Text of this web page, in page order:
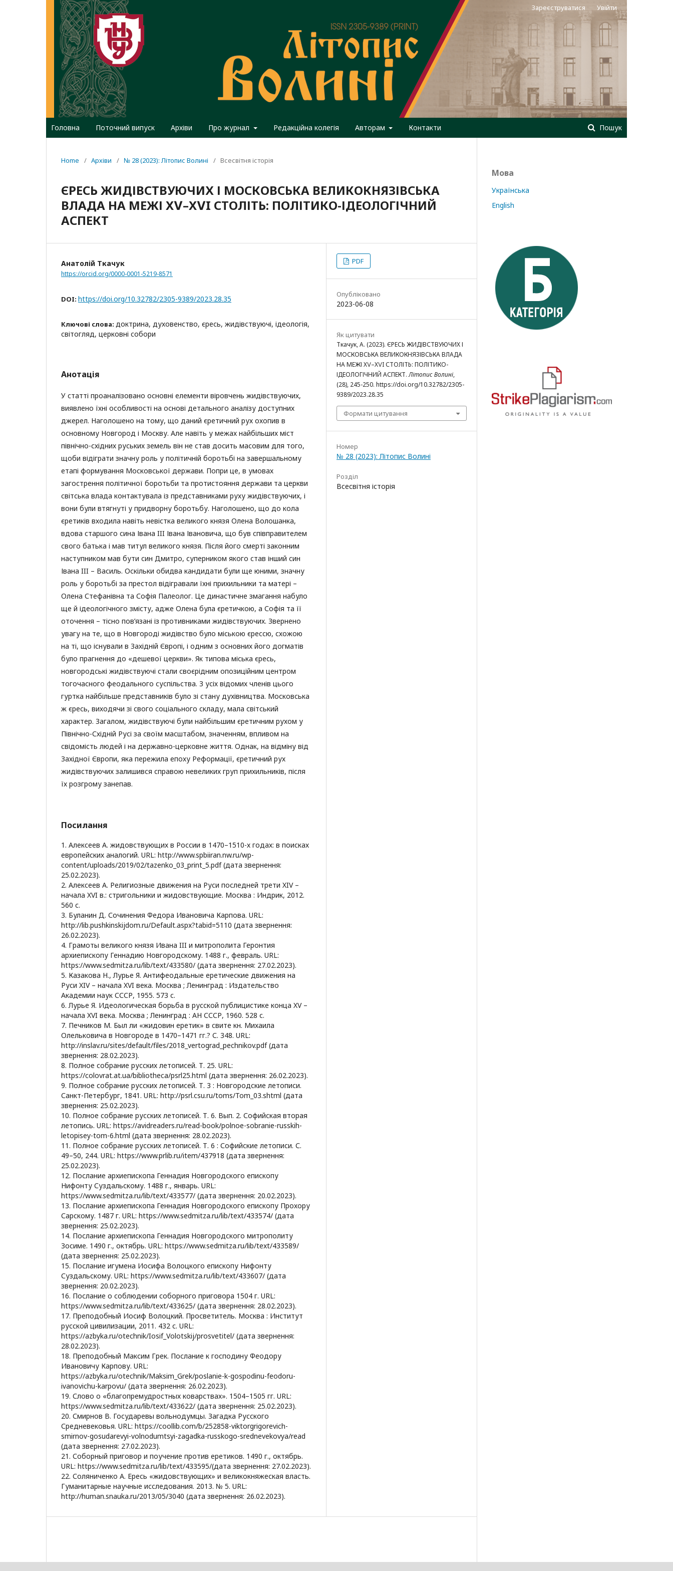
Головна Поточний випуск Архіви Про журнал Редакційна колегія Авторам Контакти Пошук
Зареєструватися Увійти
Home / Архіви / № 28 (2023): Літопис Волині / Всесвітня історія
ЄРЕСЬ ЖИДІВСТВУЮЧИХ І МОСКОВСЬКА ВЕЛИКОКНЯЗІВСЬКА
ВЛАДА НА МЕЖІ XⅤ–XⅤI СТОЛІТЬ: ПОЛІТИКО-ІДЕОЛОГІЧНИЙ
АСПЕКТ
Анатолій Ткачук
https://orcid.org/0000-0001-5219-8571
DOI: https://doi.org/10.32782/2305-9389/2023.28.35
Ключові слова: доктрина, духовенство, єресь, жидівствуючі, ідеологія,
світогляд, церковні собори
Анотація
У статті проаналізовано основні елементи віровчень жидівствуючих,
виявлено їхні особливості на основі детального аналізу доступних
джерел. Наголошено на тому, що даний єретичний рух охопив в
основному Новгород і Москву. Але навіть у межах найбільших міст
північно-східних руських земель він не став досить масовим для того,
щоби відіграти значну роль у політичній боротьбі на завершальному
етапі формування Московської держави. Попри це, в умовах
загострення політичної боротьби та протистояння держави та церкви
світська влада контактувала із представниками руху жидівствуючих, і
вони були втягнуті у придворну боротьбу. Наголошено, що до кола
єретиків входила навіть невістка великого князя Олена Волошанка,
вдова старшого сина Івана III Івана Івановича, що був співправителем
свого батька і мав титул великого князя. Після його смерті законним
наступником мав бути син Дмитро, суперником якого став інший син
Івана III – Василь. Оскільки обидва кандидати були ще юними, значну
роль у боротьбі за престол відігравали їхні прихильники та матері –
Олена Стефанівна та Софія Палеолог. Це династичне змагання набуло
ще й ідеологічного змісту, адже Олена була єретичкою, а Софія та її
оточення – тісно пов’язані із противниками жидівствуючих. Звернено
увагу на те, що в Новгороді жидівство було міською єрессю, схожою
на ті, що існували в Західній Європі, і одним з основних його догматів
було прагнення до «дешевої церкви». Як типова міська єресь,
новгородські жидівствуючі стали своєрідним опозиційним центром
тогочасного феодального суспільства. З усіх відомих членів цього
гуртка найбільше представників було зі стану духівництва. Московська
ж єресь, виходячи зі свого соціального складу, мала світський
характер. Загалом, жидівствуючі були найбільшим єретичним рухом у
Північно-Східній Русі за своїм масштабом, значенням, впливом на
свідомість людей і на державно-церковне життя. Однак, на відміну від
Західної Європи, яка пережила епоху Реформації, єретичний рух
жидівствуючих залишився справою невеликих груп прихильників, після
їх розгрому занепав.
Посилання
1. Алексеев А. жидовствующих в России в 1470–1510-х годах: в поисках
европейских аналогий. URL: http://www.spbiiran.nw.ru/wp-
content/uploads/2019/02/tazenko_03_print_5.pdf (дата звернення:
25.02.2023).
2. Алексеев А. Религиозные движения на Руси последней трети XIV –
начала XVI в.: стригольники и жидовствующие. Москва : Индрик, 2012.
560 с.
3. Буланин Д. Сочинения Федора Ивановича Карпова. URL:
http://lib.pushkinskijdom.ru/Default.aspx?tabid=5110 (дата звернення:
26.02.2023).
4. Грамоты великого князя Ивана III и митрополита Геронтия
архиепископу Геннадию Новгородскому. 1488 г., февраль. URL:
https://www.sedmitza.ru/lib/text/433580/ (дата звернення: 27.02.2023).
5. Казакова Н., Лурье Я. Антифеодальные еретические движения на
Руси XIV – начала XVI века. Москва ; Ленинград : Издательство
Академии наук СССР, 1955. 573 с.
6. Лурье Я. Идеологическая борьба в русской публицистике конца XV –
начала XVI века. Москва ; Ленинград : АН СССР, 1960. 528 с.
7. Печников М. Был ли «жидовин еретик» в свите кн. Михаила
Олельковича в Новгороде в 1470–1471 гг.? С. 348. URL:
http://inslav.ru/sites/default/files/2018_vertograd_pechnikov.pdf (дата
звернення: 28.02.2023).
8. Полное собрание русских летописей. Т. 25. URL:
https://colovrat.at.ua/bibliotheca/psrl25.html (дата звернення: 26.02.2023).
9. Полное собрание русских летописей. Т. 3 : Новгородские летописи.
Санкт-Петербург, 1841. URL: http://psrl.csu.ru/toms/Tom_03.shtml (дата
звернення: 25.02.2023).
10. Полное собрание русских летописей. Т. 6. Вып. 2. Софийская вторая
летопись. URL: https://avidreaders.ru/read-book/polnoe-sobranie-russkih-
letopisey-tom-6.html (дата звернення: 28.02.2023).
11. Полное собрание русских летописей. Т. 6 : Софийские летописи. С.
49–50, 244. URL: https://www.prlib.ru/item/437918 (дата звернення:
25.02.2023).
12. Послание архиепископа Геннадия Новгородского епископу
Нифонту Суздальскому. 1488 г., январь. URL:
https://www.sedmitza.ru/lib/text/433577/ (дата звернення: 20.02.2023).
13. Послание архиепископа Геннадия Новгородского епископу Прохору
Сарскому. 1487 г. URL: https://www.sedmitza.ru/lib/text/433574/ (дата
звернення: 25.02.2023).
14. Послание архиепископа Геннадия Новгородского митрополиту
Зосиме. 1490 г., октябрь. URL: https://www.sedmitza.ru/lib/text/433589/
(дата звернення: 25.02.2023).
15. Послание игумена Иосифа Волоцкого епископу Нифонту
Суздальскому. URL: https://www.sedmitza.ru/lib/text/433607/ (дата
звернення: 20.02.2023).
16. Послание о соблюдении соборного приговора 1504 г. URL:
https://www.sedmitza.ru/lib/text/433625/ (дата звернення: 28.02.2023).
17. Преподобный Иосиф Волоцкий. Просветитель. Москва : Институт
русской цивилизации, 2011. 432 с. URL:
https://azbyka.ru/otechnik/Iosif_Volotskij/prosvetitel/ (дата звернення:
28.02.2023).
18. Преподобный Максим Грек. Послание к господину Феодору
Ивановичу Карпову. URL:
https://azbyka.ru/otechnik/Maksim_Grek/poslanie-k-gospodinu-feodoru-
ivanovichu-karpovu/ (дата звернення: 26.02.2023).
19. Слово о «благопремудростных коварствах». 1504–1505 гг. URL:
https://www.sedmitza.ru/lib/text/433622/ (дата звернення: 25.02.2023).
20. Смирнов В. Государевы вольнодумцы. Загадка Русского
Средневековья. URL: https://coollib.com/b/252858-viktorgrigorevich-
smirnov-gosudarevyi-volnodumtsyi-zagadka-russkogo-srednevekovya/read
(дата звернення: 27.02.2023).
21. Соборный приговор и поучение против еретиков. 1490 г., октябрь.
URL: https://www.sedmitza.ru/lib/text/433595/(дата звернення: 27.02.2023).
22. Соляниченко А. Ересь «жидовствующих» и великокняжеская власть.
Гуманитарные научные исследования. 2013. № 5. URL:
http://human.snauka.ru/2013/05/3040 (дата звернення: 26.02.2023).
PDF
Опубліковано
2023-06-08
Як цитувати
Ткачук, А. (2023). ЄРЕСЬ ЖИДІВСТВУЮЧИХ І
МОСКОВСЬКА ВЕЛИКОКНЯЗІВСЬКА ВЛАДА
НА МЕЖІ XⅤ–XⅤI СТОЛІТЬ: ПОЛІТИКО-
ІДЕОЛОГІЧНИЙ АСПЕКТ.Літопис Волині,
(28), 245-250. https://doi.org/10.32782/2305-
9389/2023.28.35
Формати цитування
Номер
№ 28 (2023): Літопис Волині
Розділ
Всесвітня історія
Мова
Українська
English